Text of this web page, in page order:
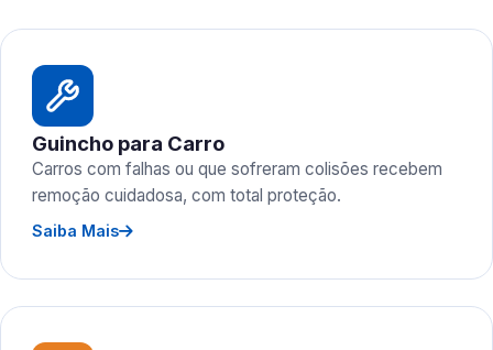
Guincho para Carro
Carros com falhas ou que sofreram colisões recebem
remoção cuidadosa, com total proteção.
Saiba Mais